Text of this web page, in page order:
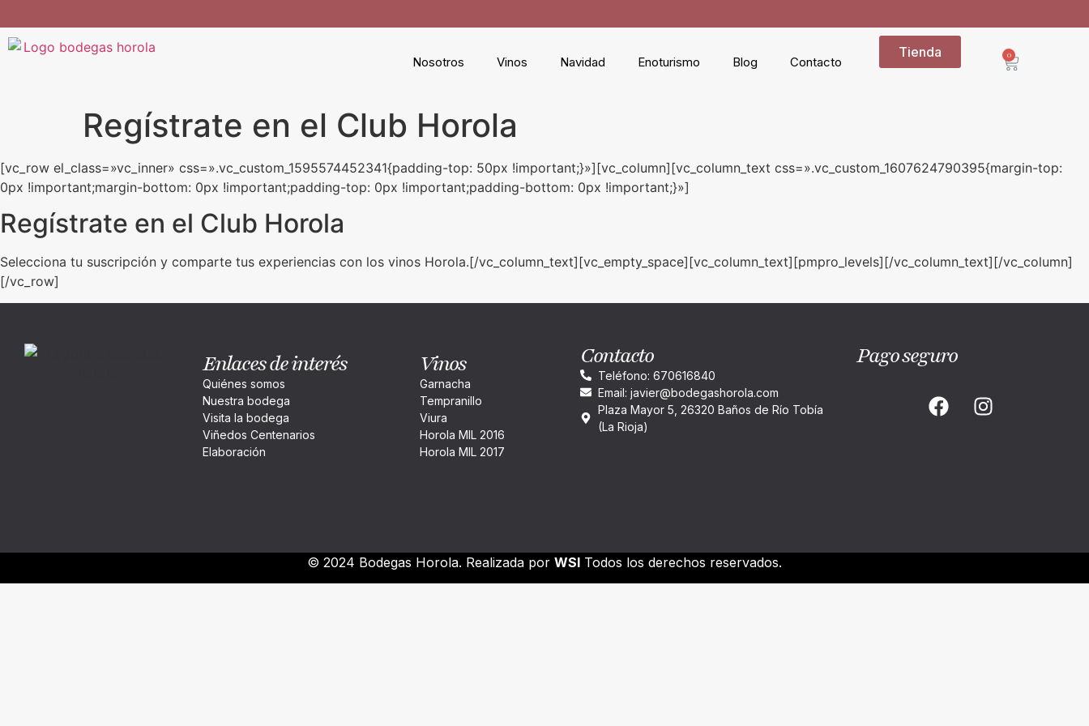
Nosotros Vinos Navidad Enoturismo Blog Contacto
Tienda 0
Regístrate en el Club Horola
[vc_row el_class=»vc_inner» css=».vc_custom_1595574452341{padding-top: 50px !important;}»][vc_column][vc_column_text css=».vc_custom_1607624790395{margin-top:
0px !important;margin-bottom: 0px !important;padding-top: 0px !important;padding-bottom: 0px !important;}»]
Regístrate en el Club Horola
Selecciona tu suscripción y comparte tus experiencias con los vinos Horola.[/vc_column_text][vc_empty_space][vc_column_text][pmpro_levels][/vc_column_text][/vc_column]
[/vc_row]
Enlaces de interés
Quiénes somos
Nuestra bodega
Visita la bodega
Viñedos Centenarios
Elaboración
Vinos
Garnacha
Tempranillo
Viura
Horola MIL 2016
Horola MIL 2017
Contacto
Teléfono: 670616840
Email: javier@bodegashorola.com
Plaza Mayor 5, 26320 Baños de Río Tobía
(La Rioja)
Pago seguro
© 2024 Bodegas Horola. Realizada por WSI Todos los derechos reservados.